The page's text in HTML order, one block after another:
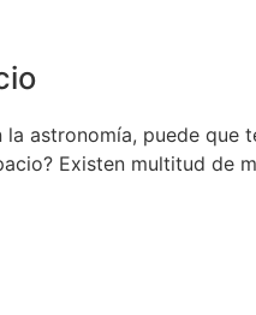
astronomía, puede que
Existen multitud de